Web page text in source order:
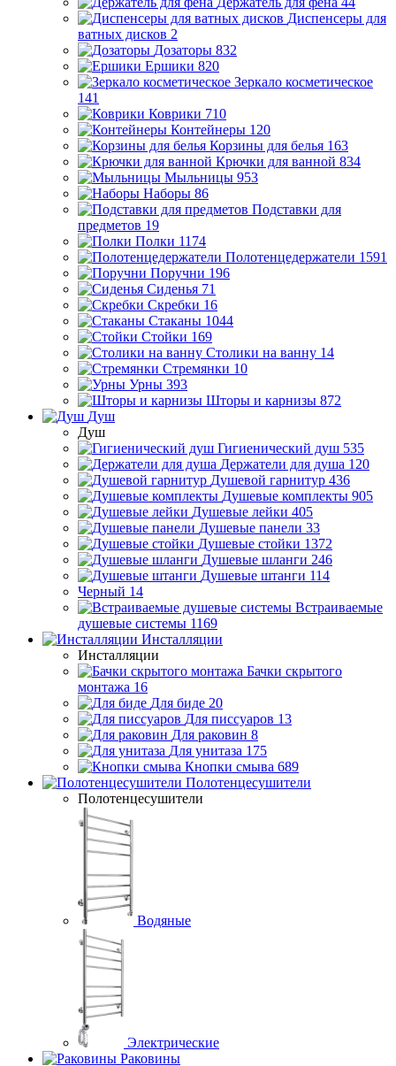
Диспенсеры для
ватных дисков 2
Дозаторы 832
Ершики 820
Зеркало косметическое
141
Коврики 710
Контейнеры 120
Корзины для белья 163
Крючки для ванной 834
Мыльницы 953
Наборы 86
Подставки для
предметов 19
Полки 1174
Полотенцедержатели 1591
Поручни 196
Сиденья 71
Скребки 16
Стаканы 1044
Стойки 169
Столики на ванну 14
Стремянки 10
Урны 393
Шторы и карнизы 872
Душ
Душ
Гигиенический душ 535
Держатели для душа 120
Душевой гарнитур 436
Душевые комплекты 905
Душевые лейки 405
Душевые панели 33
Душевые стойки 1372
Душевые шланги 246
Душевые штанги 114
Черный 14
Встраиваемые
душевые системы 1169
Инсталляции
Инсталляции
Бачки скрытого
монтажа 16
Для биде 20
Для писсуаров 13
Для раковин 8
Для унитаза 175
Кнопки смыва 689
Полотенцесушители
Полотенцесушители
Водяные
Электрические
Раковины